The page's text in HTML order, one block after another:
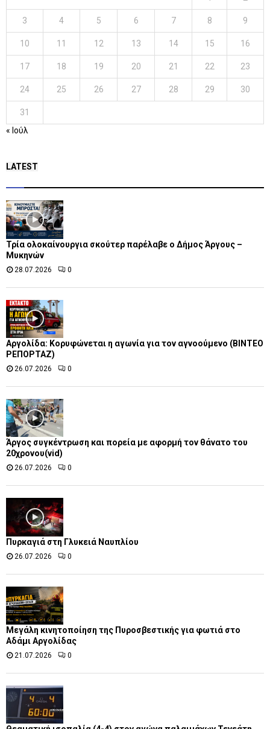
3 4 5 6 7 8 9
10 11 12 13 14 15 16
17 18 19 20 21 22 23
24 25 26 27 28 29 30
31
« Ιούλ
LATEST
Τρία ολοκαίνουργια σκούτερ παρέλαβε o Δήμος Άργους –
Μυκηνών
28.07.2026 0
Αργολίδα: Κορυφώνεται η αγωνία για τον αγνοούμενο (ΒΙΝΤΕΟ
ΡΕΠΟΡΤΑΖ)
26.07.2026 0
Άργος συγκέντρωση και πορεία με αφορμή τον θάνατο του
20χρονου(vid)
26.07.2026 0
Πυρκαγιά στη Γλυκειά Ναυπλίου
26.07.2026 0
Μεγάλη κινητοποίηση της Πυροσβεστικής για φωτιά στο
Αδάμι Αργολίδας
21.07.2026 0